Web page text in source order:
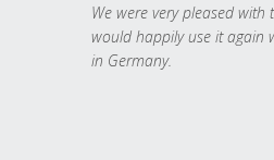
We were very pleased with
would happily use it again
in Germany.